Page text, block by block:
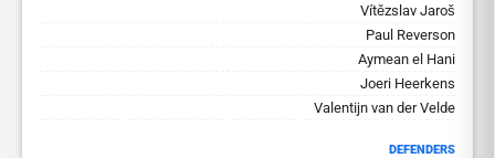
Vítězslav Jaroš
Paul Reverson
Aymean el Hani
Joeri Heerkens
Valentijn van der Velde
DEFENDERS